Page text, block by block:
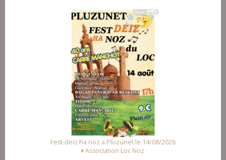
Fest Noz a Arzal le 15/08/2026
Alliance des Associations d'Arzal